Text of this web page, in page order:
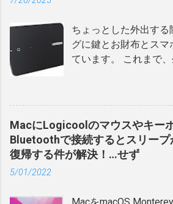
の電波をきちんと受
で。 それに引き換え
タとしては廉価グレー
親機からの電波を受
できないとか、コンセ
にもう片方に干渉し気
トもあり、今は使って
ッシュ対応のルータに
教訓になりました。
消耗させないために、
り替えよう」 そんな
MagSafe生活がスター
イヤレス充電に踏み
ている間に充電するの
囲）。 熱の問題： ワ
上、熱を持ちやすい（
で、充電のたびに「外
られたときに濡れて
いけど、少なからず
まっていることがあ
ぐらいで済むのだけ
うと、あぁ……って感
もある。 それと、上
は急いで受け取る必要
書いたけれど、最近、
ちょっとした外出する
グに鍵とお財布とス
ています。 これまで
いのだけれど、この
ので、転ばぬ先の杖
カーを付けておきた
です。 どこにつける
の最適な場所探し じゃ
ートトラッカーを付け
MacにLogicoolのマウスやキー
Bluetoothで接続するとスリープ
復帰する件が解決！…せず
5/01/2022
MacをmacOS